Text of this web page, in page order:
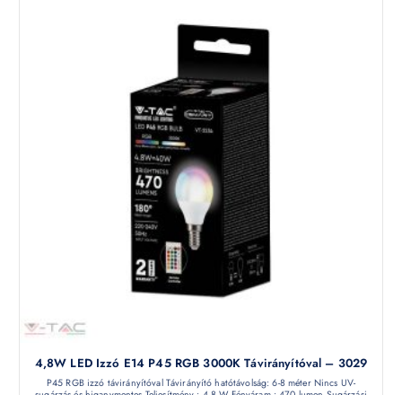
4,8W LED Izzó E14 P45 RGB 3000K Távirányítóval – 3029
P45 RGB izzó távirányítóval Távirányító hatótávolság: 6-8 méter Nincs UV-